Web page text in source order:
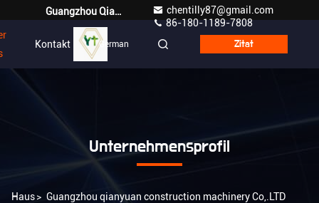
Guangzhou Qianyuan Construction Machinery Co,.LTD
chentilly87@gmail.com
86-180-1189-7808
Kontakt German Zitat
Unternehmensprofil
Haus> Guangzhou qianyuan construction machinery Co,.LTD